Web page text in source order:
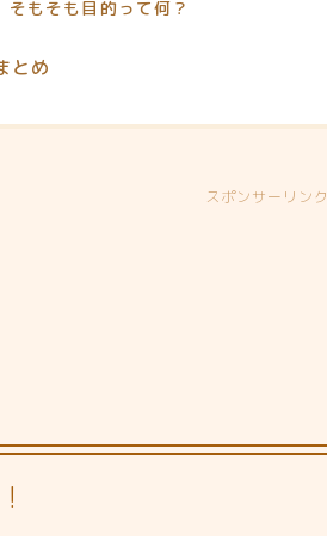
そもそも目的って何？
とめ
スポンサーリンク